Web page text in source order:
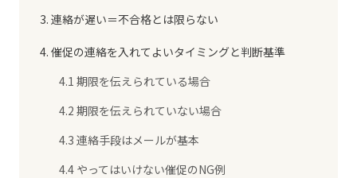
3. 連絡が遅い＝不合格とは限らない
4. 催促の連絡を入れてよいタイミングと判断基準
4.1 期限を伝えられている場合
4.2 期限を伝えられていない場合
4.3 連絡手段はメールが基本
4.4 やってはいけない催促のNG例